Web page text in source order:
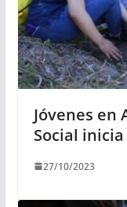
Jóvenes en
Social
27/10/2023